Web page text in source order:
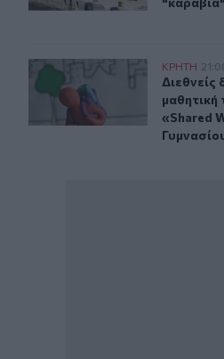
Διεθνείς διακρίσεις για
ΚΡΗΤΗ
Διεθνείς
μαθητική
«Shared